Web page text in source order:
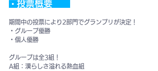
・ 投票概要
期間中の投票により2部門でグランプリが決定！
・グループ優勝
・個人優勝
グループは全3組！
A組：漢らしさ溢れる熱血組